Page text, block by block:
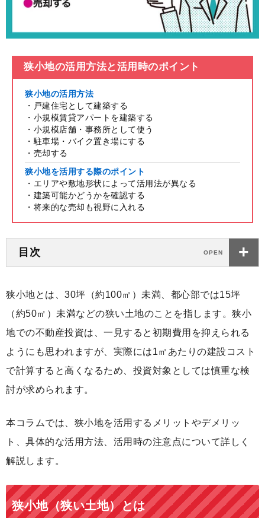
狭小地の活用方法と活用時のポイント
狭小地の活用方法
・戸建住宅として建築する
・小規模賃貸アパートを建築する
・小規模店舗・事務所として使う
・駐車場・バイク置き場にする
・売却する
狭小地を活用する際のポイント
・エリアや敷地形状によって活用法が異なる
・建築可能かどうかを確認する
・将来的な売却も視野に入れる
目次
狭小地とは、30坪（約100㎡）未満、都心部では15坪
（約50㎡）未満などの狭い土地のことを指します。狭小
地での不動産投資は、一見すると初期費用を抑えられる
ようにも思われますが、実際には1㎡あたりの建設コスト
で計算すると高くなるため、投資対象としては慎重な検
討が求められます。
本コラムでは、狭小地を活用するメリットやデメリッ
ト、具体的な活用方法、活用時の注意点について詳しく
解説します。
狭小地（狭い土地）とは